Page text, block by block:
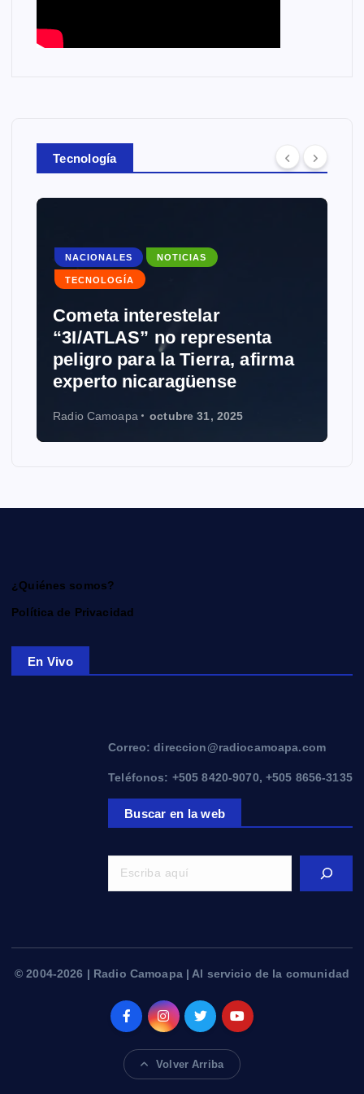
Tecnología
NACIONALES NOTICIAS
TECNOLOGÍA
Cometa interestelar
“3I/ATLAS” no representa
peligro para la Tierra, afirma
experto nicaragüense
Radio Camoapa octubre 31, 2025
¿Quiénes somos?
Política de Privacidad
En Vivo
Correo: direccion@radiocamoapa.com
Teléfonos: +505 8420-9070, +505 8656-3135
Buscar en la web
© 2004-2026 | Radio Camoapa | Al servicio de la comunidad
Volver Arriba